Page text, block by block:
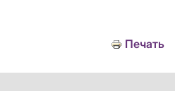
Печать